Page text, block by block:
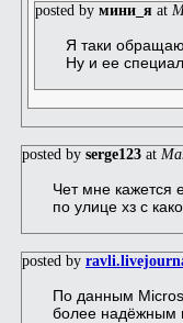
posted by мини_я at
Я таки
Ну и ее
posted by serge123 at
Чет мне кажется
по улице хз с
posted by
По данным
более надёжным